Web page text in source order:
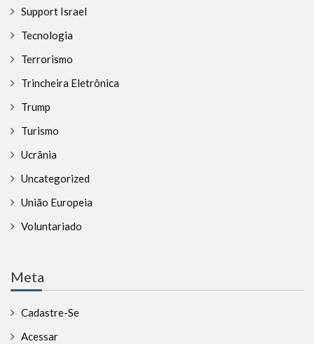
Support Israel
Tecnologia
Terrorismo
Trincheira Eletrônica
Trump
Turismo
Ucrânia
Uncategorized
União Europeia
Voluntariado
Meta
Cadastre-Se
Acessar